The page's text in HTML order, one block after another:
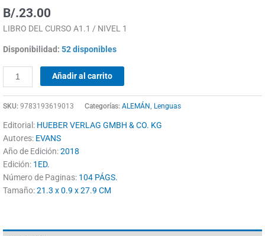
B/.23.00
LIBRO DEL CURSO A1.1 / NIVEL 1
Disponibilidad: 52 disponibles
Añadir al carrito
SKU: 9783193619013 Categorías: ALEMÁN, Lenguas
Editorial: HUEBER VERLAG GMBH & CO. KG
Autores: EVANS
Año de Edición:2018
Edición: 1ED.
Número de Paginas: 104 PÁGS.
Tamaño:21.3 x 0.9 x 27.9 CM